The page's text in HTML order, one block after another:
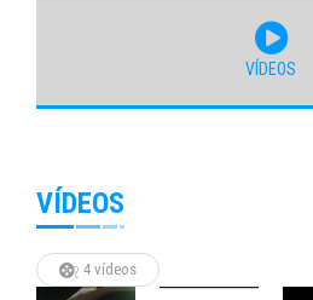
VÍDEOS
VÍDEOS
4 vídeos